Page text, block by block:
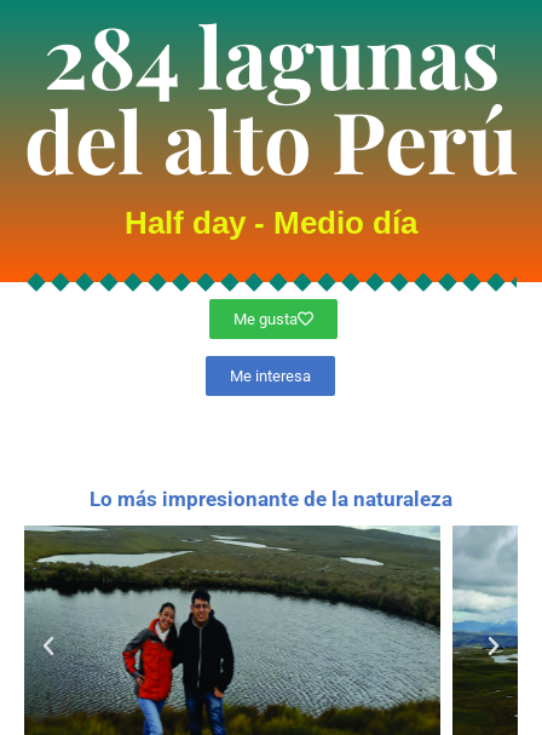
284 lagunas
del alto Perú
Half day - Medio día
Me gusta
Me interesa
Lo más impresionante de la naturaleza